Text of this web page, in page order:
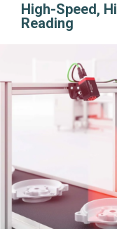
High-Speed,
Reading